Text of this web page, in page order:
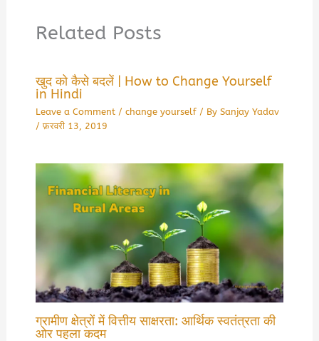
Related Posts
खुद को कैसे बदलें | How to Change Yourself
in Hindi
Leave a Comment / change yourself/ By Sanjay Yadav
/फ़रवरी 13, 2019
ग्रामीण क्षेत्रों में वित्तीय साक्षरता: आर्थिक स्वतंत्रता की
ओर पहला कदम